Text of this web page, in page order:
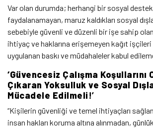
Var olan durumda; herhangi bir sosyal
faydalanamayan, maruz kaldıkları sosyal
sebebiyle güvenli ve düzenli bir işe sahip
ihtiyaç ve haklarına erişemeyen kağıt
uygulanan baskı ve müdahaleler kabul
‘Güvencesiz Çalışma Koşullarını
Çıkaran Yoksulluk ve Sosyal
Mücadele Edilmeli!’
“Kişilerin güvenliği ve temel ihtiyaçları
insan hakları koruma altına alınmadan,